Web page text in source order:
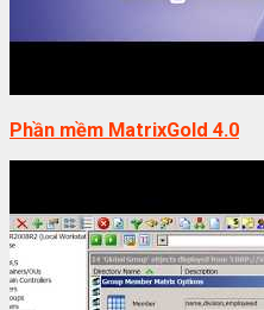
Phần mềm MatrixGold 4.0